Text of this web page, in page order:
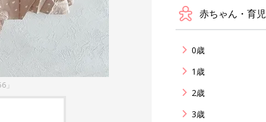
赤ちゃん・育児
0歳
1歳
2歳
3歳